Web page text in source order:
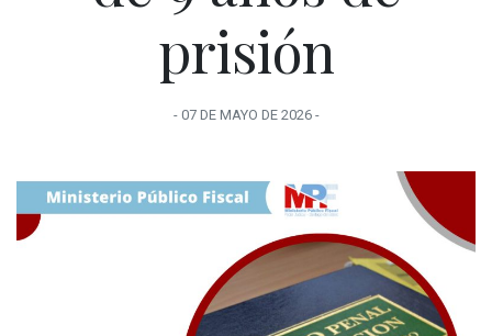
prisión
- 07 DE MAYO DE 2026-